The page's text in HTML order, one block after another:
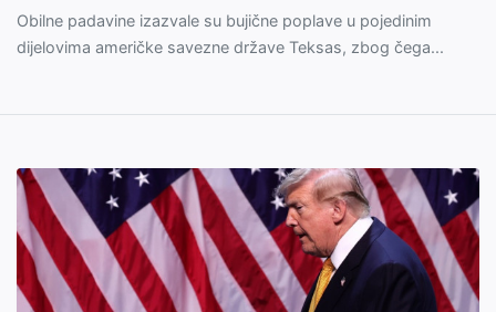
Obilne padavine izazvale su bujične poplave u pojedinim
dijelovima američke savezne države Teksas, zbog čega...